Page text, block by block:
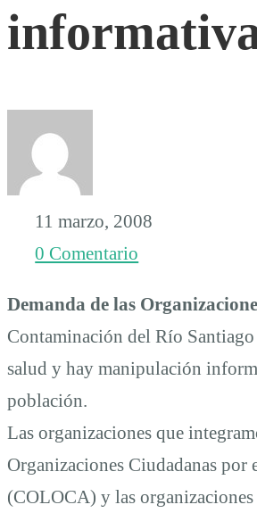
salud
hay
manipulación
informativa
11 marzo, 2008
0 Comentario
Demanda de las
Contaminación del Río Santiago
salud y hay manipulación
población.
Las organizaciones que
Organizaciones Ciudadanas por
(COLOCA) y las